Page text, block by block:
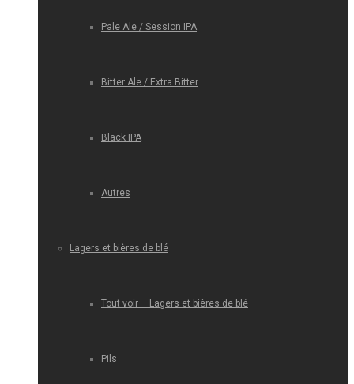
Pale Ale / Session IPA
Bitter Ale / Extra Bitter
Black IPA
Autres
Lagers et bières de blé
Tout voir – Lagers et bières de blé
Pils